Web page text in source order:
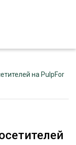
на PulpFor